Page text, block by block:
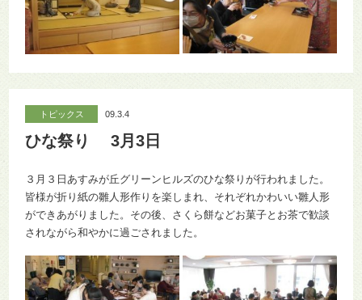
トピックス 09.3.4
ひな祭り 3月3日
３月３日あすみが丘グリーンヒルズのひな祭りが行われました。
皆様が折り紙の雛人形作りを楽しまれ、それぞれかわいい雛人形
ができあがりました。その後、さくら餅などお菓子とお茶で歓談
されながら和やかに過ごされました。